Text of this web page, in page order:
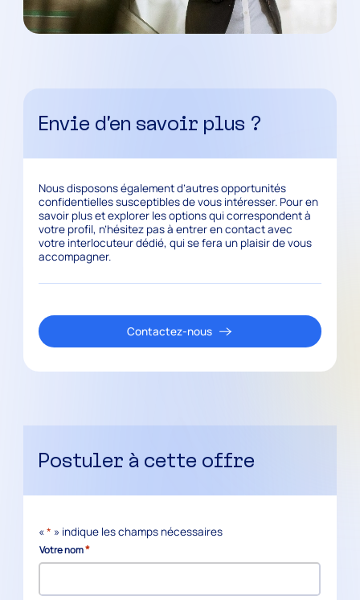
Envie d’en savoir plus ?
Nous disposons également d’autres opportunités
confidentielles susceptibles de vous intéresser. Pour en
savoir plus et explorer les options qui correspondent à
votre profil, n’hésitez pas à entrer en contact avec
votre interlocuteur dédié, qui se fera un plaisir de vous
accompagner.
Contactez-nous
Postuler à cette offre
«* » indique les champs nécessaires
Votre nom*